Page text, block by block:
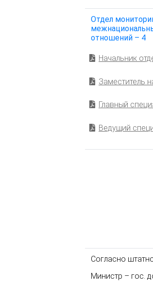
Отдел
отношений – 4
Начальник
Заместитель
Главный
Ведущий
Согласно
Министр – гос.